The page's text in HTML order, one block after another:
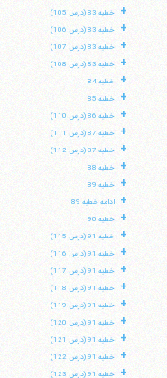
+ خطبه 83 (درس 105)
+ خطبه 83 (درس 106)
+ خطبه 83 (درس 107)
+ خطبه 83 (درس 108)
+ خطبه 84
+ خطبه 85
+ خطبه 86 (درس 110)
+ خطبه 87 (درس 111)
+ خطبه 87 (درس 112)
+ خطبه 88
+ خطبه 89
+ ادامه خطبه 89
+ خطبه 90
+ خطبه 91 (درس 115)
+ خطبه 91 (درس 116)
+ خطبه 91 (درس 117)
+ خطبه 91 (درس 118)
+ خطبه 91 (درس 119)
+ خطبه 91 (درس 120)
+ خطبه 91 (درس 121)
+ خطبه 91 (درس 122)
+ خطبه 91 (درس 123)